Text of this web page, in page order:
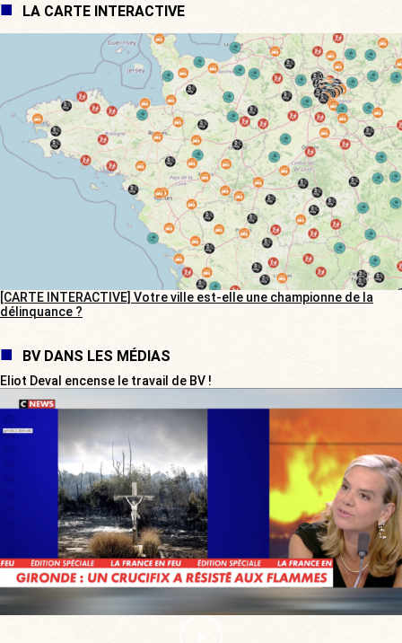
LA CARTE INTERACTIVE
[CARTE INTERACTIVE] Votre ville est-elle une championne de la
délinquance ?
BV DANS LES MÉDIAS
Eliot Deval encense le travail de BV !